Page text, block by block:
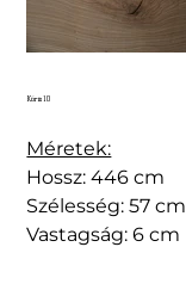
Kőris10
Méretek:
Hossz: 446 cm
Szélesség: 57 cm
Vastagság: 6 cm